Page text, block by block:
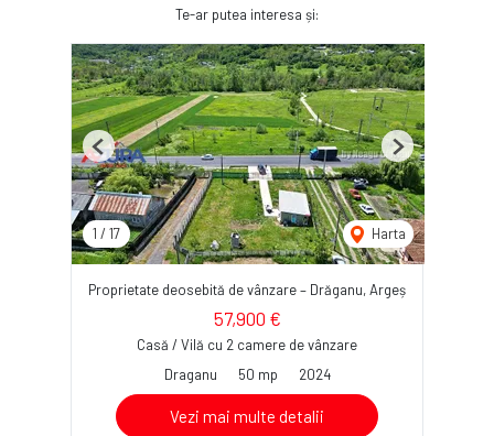
Te-ar putea interesa și:
1 / 17 Harta
Previous Next
Proprietate deosebită de vânzare – Drăganu, Argeș
57,900 €
Casă / Vilă cu 2 camere de vânzare
Draganu
50 mp 2024
Vezi mai multe detalii